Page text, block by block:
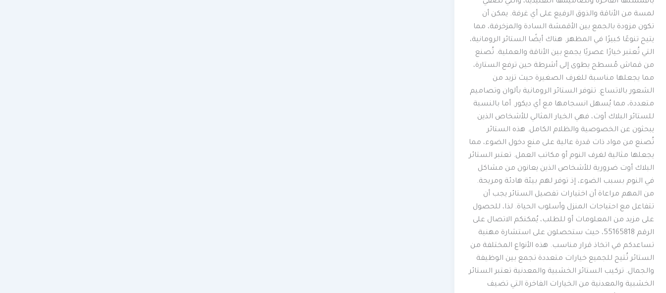
بأقمشتها الفاخرة وتصاميمها التقليدية، والتي تُضفي
لمسة من الأناقة والذوق الرفيع على أي غرفة. يمكن أن
تكون مزودة بالجمع بين الأقمشة السادة والمزخرفة، مما
يتيح تنوعًا كبيرًا في المظهر. هناك أيضًا الستائر الرومانية،
التي تُعتبر خيارًا عصريًا يجمع بين الأناقة والعملية. تُصنع
من قماش مُسطح يطوى إلى أشرطة حين ترفع الستارة،
مما يجعلها مناسبة للغرف الصغيرة حيث تزيد من
الشعور بالاتساع. تتوفر الستائر الرومانية بألوان وتصاميم
متعددة، مما يُسهل انسجامها مع أي ديكور. أما بالنسبة
للستائر البلاك أوت، فهي الخيار المثالي للأشخاص الذين
يبحثون عن الخصوصية والظلام الكامل. هذه الستائر
تُصنع من مواد ذات قدرة عالية على منع دخول الضوء، مما
يجعلها مثالية لغرف النوم أو مكاتب العمل. تعتبر الستائر
البلاك أوت ضرورية للأشخاص الذين يعانون من مشاكل
في النوم بسبب الضوء، إذ توفر لهم بيئة هادئة ومريحة.
من المهم مراعاة أن اختيارات تفصيل الستائر يجب أن
تتفاعل مع احتياجات المنزل وأسلوب الحياة. لذا، للحصول
على مزيد من المعلومات أو للطلب، يُمكنكم الاتصال على
الرقم 55165818، حيث ستحصلون على استشارة مهنية
تساعدكم في اتخاذ قرار مناسب. هذه الأنواع المختلفة من
الستائر تُتيح للجميع خيارات متعددة تجمع بين الوظيفة
والجمال. تركيب الستائر الخشبية والمعدنية تعتبر الستائر
الخشبية والمعدنية من الخيارات الفاخرة التي تضيف